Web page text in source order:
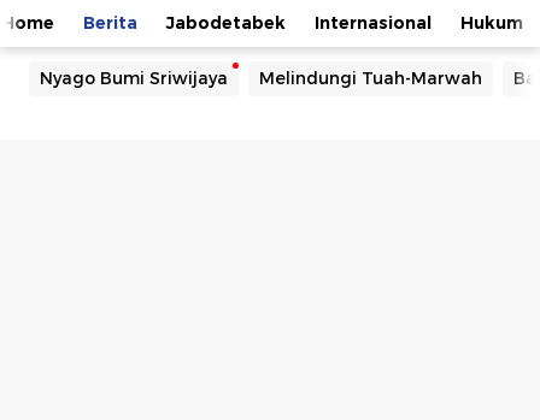
Home Berita Jabodetabek Internasional Hukum
Nyago Bumi Sriwijaya Melindungi Tuah-Marwah